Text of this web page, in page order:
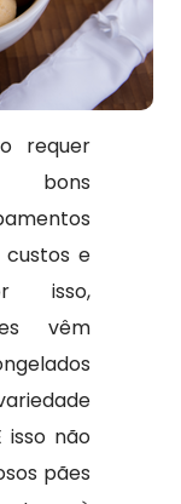
requer
bons
custos e
isso,
vêm
isso não
pães